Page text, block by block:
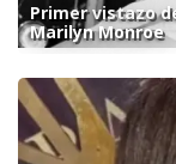
Primer vistazo
Marilyn Monroe